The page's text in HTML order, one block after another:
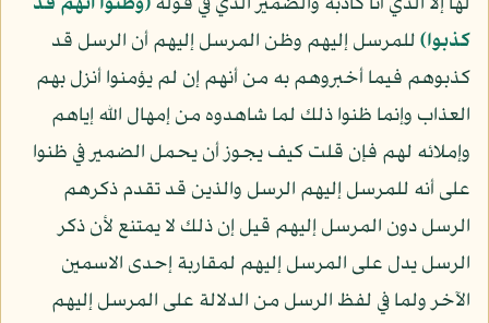
كذبوا﴾للمرسل إليهم وظن المرسل إليهم أن الرسل قد
كذبوهم فيما أخبروهم به من أنهم إن لم يؤمنوا أنزل بهم
العذاب وإنما ظنوا ذلك لما شاهدوه من إمهال الله إياهم
وإملائه لهم فإن قلت كيف يجوز أن يحمل الضمير في ظنوا
على أنه للمرسل إليهم الرسل والذين قد تقدم ذكرهم
الرسل دون المرسل إليهم قيل إن ذلك لا يمتنع لأن ذكر
الرسل يدل على المرسل إليهم لمقاربة إحدى الاسمين
الآخر ولما في لفظ الرسل من الدلالة على المرسل إليهم